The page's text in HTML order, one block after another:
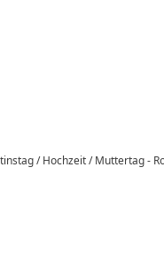
/ Hochzeit / Muttertag -